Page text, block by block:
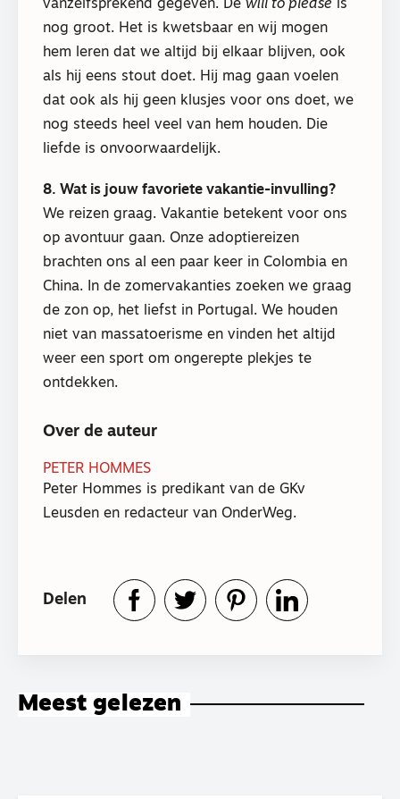
vanzelfsprekend gegeven. De will to please is
nog groot. Het is kwetsbaar en wij mogen
hem leren dat we altijd bij elkaar blijven, ook
als hij eens stout doet. Hij mag gaan voelen
dat ook als hij geen klusjes voor ons doet, we
nog steeds heel veel van hem houden. Die
liefde is onvoorwaardelijk.
8. Wat is jouw favoriete vakantie-invulling?
We reizen graag. Vakantie betekent voor ons
op avontuur gaan. Onze adoptiereizen
brachten ons al een paar keer in Colombia en
China. In de zomervakanties zoeken we graag
de zon op, het liefst in Portugal. We houden
niet van massatoerisme en vinden het altijd
weer een sport om ongerepte plekjes te
ontdekken.
Over de auteur
PETER HOMMES
Peter Hommes is predikant van de GKv
Leusden en redacteur van OnderWeg.
Delen
Meest gelezen